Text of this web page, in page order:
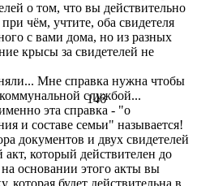
о том, что вы действительно
чём, учтите, оба свидетеля
с вами дома, но из разных
крысы за свидетелей не
Мне справка нужна чтобы
службой...
эта справка - "о
и составе семьи" называется!
документов и двух свидетелей
который действителен до
основании этого акты вы
146